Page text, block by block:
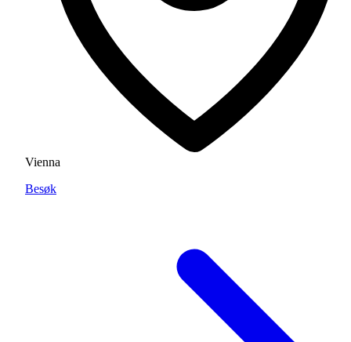
Vienna
Besøk